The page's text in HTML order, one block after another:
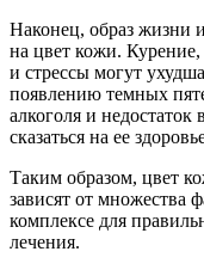
Наконец, образ жизни
на цвет кожи. Курение,
и стрессы могут
появлению темных
алкоголя и
сказаться на ее
Таким образом, цвет
зависят от множества
комплексе для
лечения.